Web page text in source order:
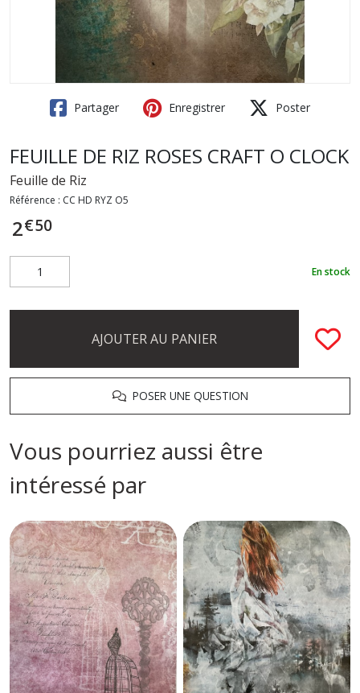
Partager Enregistrer Poster
FEUILLE DE RIZ ROSES CRAFT O CLOCK
Feuille de Riz
Référence : CC HD RYZ O5
2€50
En stock
AJOUTER AU PANIER
POSER UNE QUESTION
Vous pourriez aussi être
intéressé par